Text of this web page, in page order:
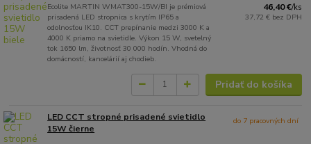
Ecolite MARTIN WMAT300-15W/BI je prémiová
prisadená LED stropnica s krytím IP65 a
odolnosťou IK10. CCT prepínanie medzi 3000 K a
4000 K priamo na svietidle. Výkon 15 W, svetelný
tok 1650 lm, životnosť 30 000 hodín. Vhodná do
domácností, kancelárií aj chodieb.
46,40 €/ks
37,72 € bez DPH
Pridať do košíka
LED CCT stropné prisadené svietidlo
15W čierne
do 7 pracovných dní